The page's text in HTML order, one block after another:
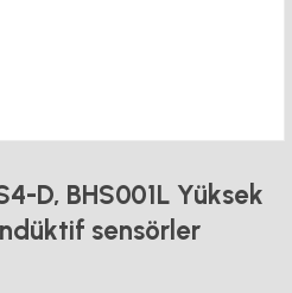
D, BHS001L Yüksek
sensörler